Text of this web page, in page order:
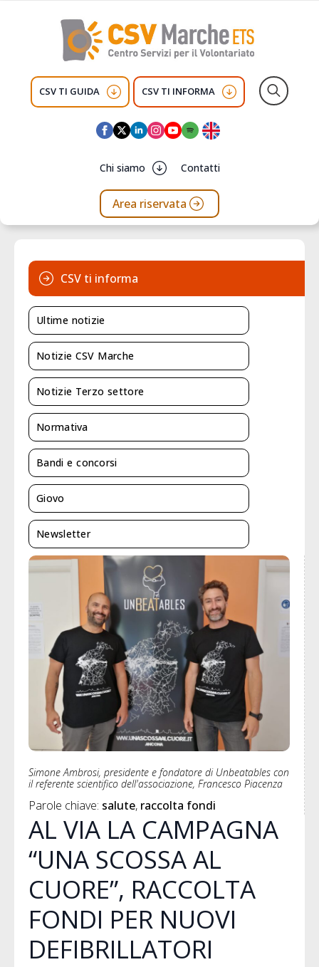
CSV TI GUIDA CSV TI INFORMA
Chi siamo Contatti
Area riservata
Simone Ambrosi, presidente e fondatore di Unbeatables con
il referente scientifico dell'associazione, Francesco Piacenza
Parole chiave: salute raccolta fondi
AL VIA LA CAMPAGNA
“UNA SCOSSA AL
CUORE”, RACCOLTA
FONDI PER NUOVI
DEFIBRILLATORI
CSV ti informa
Ultime notizie
Notizie CSV Marche
Notizie Terzo settore
Normativa
Bandi e concorsi
Giovo
Newsletter